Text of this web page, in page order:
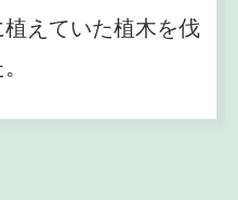
えていた植木を伐